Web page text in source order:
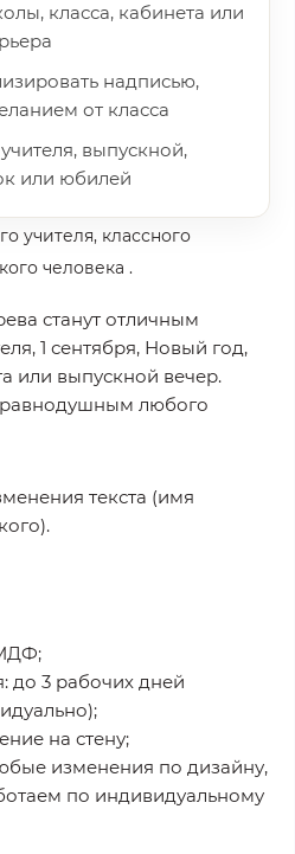
класса, кабинета или
надписью,
от класса
выпускной,
или юбилей
учителя, классного
человека .
станут отличным
1 сентября, Новый год,
или выпускной вечер.
любого
текста (имя
МДФ;
до 3 рабочих дней
на стену;
изменения по дизайну,
по индивидуальному